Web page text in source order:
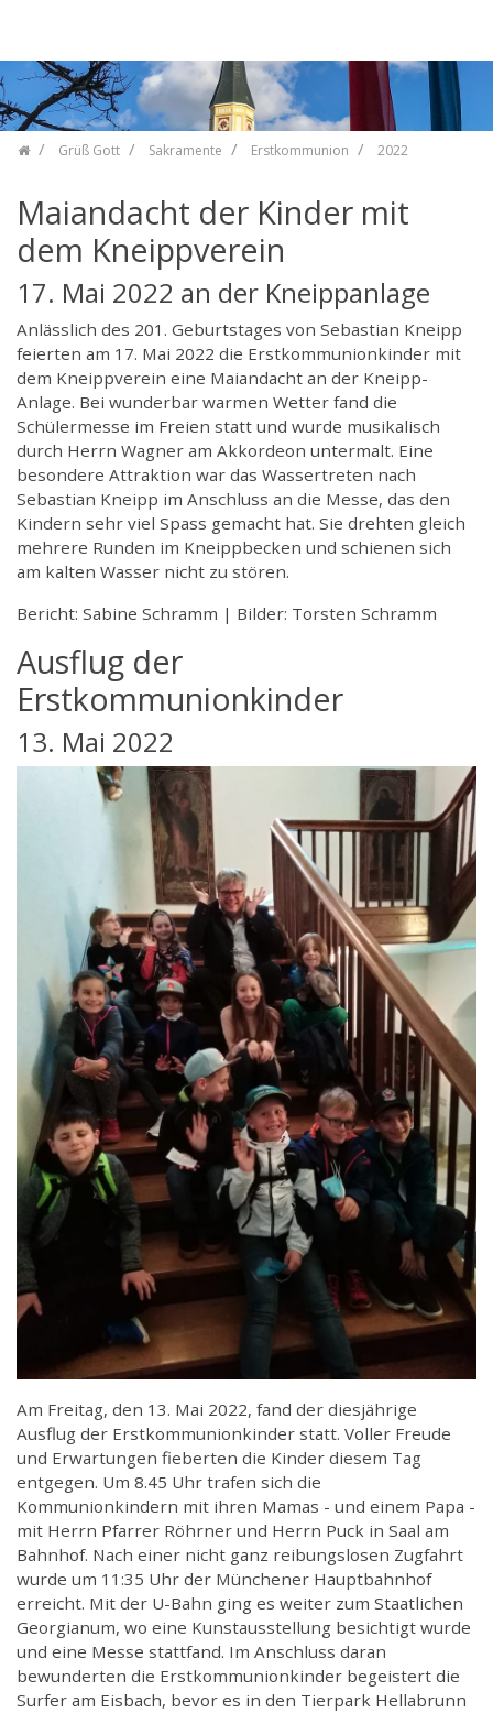
Zum Inhalt springen
Grüß Gott Sakramente Erstkommunion 2022
Maiandacht der Kinder mit
dem Kneippverein
17. Mai 2022 an der Kneippanlage
Anlässlich des 201. Geburtstages von Sebastian Kneipp
feierten am 17. Mai 2022 die Erstkommunionkinder mit
dem Kneippverein eine Maiandacht an der Kneipp-
Anlage. Bei wunderbar warmen Wetter fand die
Schülermesse im Freien statt und wurde musikalisch
durch Herrn Wagner am Akkordeon untermalt. Eine
besondere Attraktion war das Wassertreten nach
Sebastian Kneipp im Anschluss an die Messe, das den
Kindern sehr viel Spass gemacht hat. Sie drehten gleich
mehrere Runden im Kneippbecken und schienen sich
am kalten Wasser nicht zu stören.
Bericht: Sabine Schramm | Bilder: Torsten Schramm
Ausflug der
Erstkommunionkinder
13. Mai 2022
Am Freitag, den 13. Mai 2022, fand der diesjährige
Ausflug der Erstkommunionkinder statt. Voller Freude
und Erwartungen fieberten die Kinder diesem Tag
entgegen. Um 8.45 Uhr trafen sich die
Kommunionkindern mit ihren Mamas - und einem Papa -
mit Herrn Pfarrer Röhrner und Herrn Puck in Saal am
Bahnhof. Nach einer nicht ganz reibungslosen Zugfahrt
wurde um 11:35 Uhr der Münchener Hauptbahnhof
erreicht. Mit der U-Bahn ging es weiter zum Staatlichen
Georgianum, wo eine Kunstausstellung besichtigt wurde
und eine Messe stattfand. Im Anschluss daran
bewunderten die Erstkommunionkinder begeistert die
Surfer am Eisbach, bevor es in den Tierpark Hellabrunn